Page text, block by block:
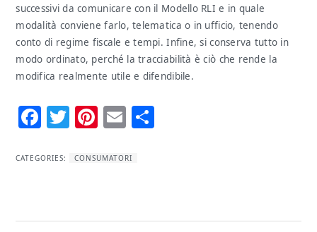
successivi da comunicare con il Modello RLI e in quale
modalità conviene farlo, telematica o in ufficio, tenendo
conto di regime fiscale e tempi. Infine, si conserva tutto in
modo ordinato, perché la tracciabilità è ciò che rende la
modifica realmente utile e difendibile.
Facebook
Twitter
Pinterest
Email
CATEGORIES: CONSUMATORI